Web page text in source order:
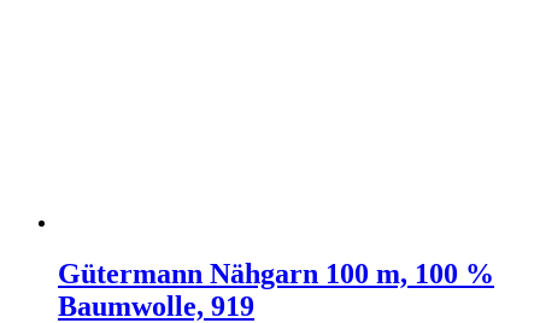
Gütermann Nähgarn 100 m, 100 %
Baumwolle, 919